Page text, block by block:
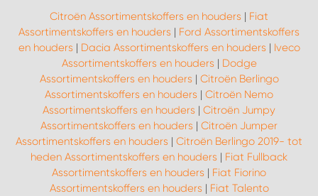
Citroën Assortimentskoffers en houders | Fiat
Assortimentskoffers en houders | Ford Assortimentskoffers
en houders | Dacia Assortimentskoffers en houders | Iveco
Assortimentskoffers en houders | Dodge
Assortimentskoffers en houders | Citroën Berlingo
Assortimentskoffers en houders | Citroën Nemo
Assortimentskoffers en houders | Citroën Jumpy
Assortimentskoffers en houders | Citroën Jumper
Assortimentskoffers en houders | Citroën Berlingo 2019- tot
heden Assortimentskoffers en houders | Fiat Fullback
Assortimentskoffers en houders | Fiat Fiorino
Assortimentskoffers en houders | Fiat Talento